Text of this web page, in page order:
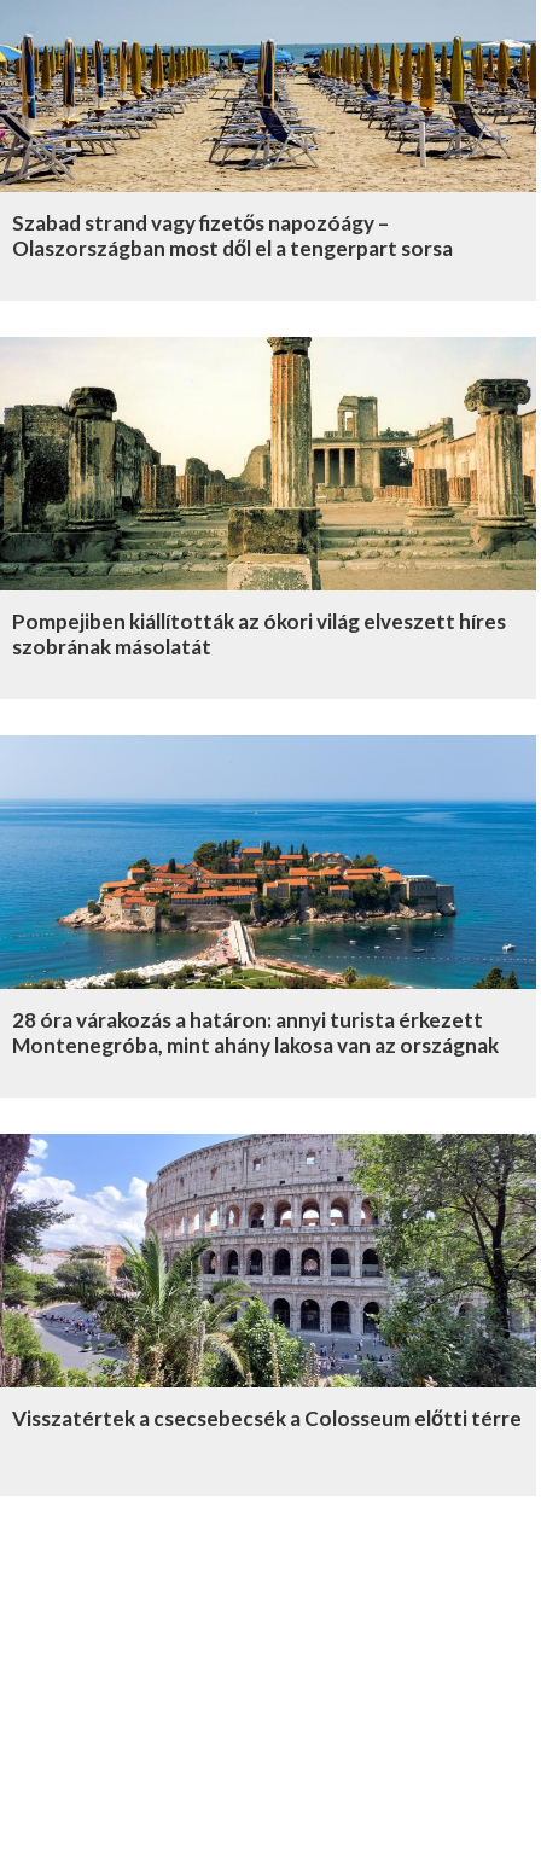
Szabad strand vagy fizetős napozóágy –
Olaszországban most dől el a tengerpart sorsa
Pompejiben kiállították az ókori világ elveszett híres
szobrának másolatát
28 óra várakozás a határon: annyi turista érkezett
Montenegróba, mint ahány lakosa van az országnak
Visszatértek a csecsebecsék a Colosseum előtti térre